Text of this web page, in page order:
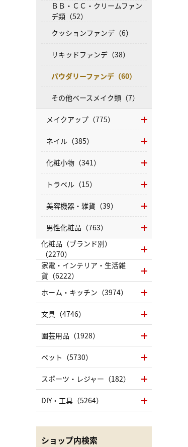
ＢＢ・ＣＣ・クリームファン
デ類（52）
クッションファンデ（6）
リキッドファンデ（38）
パウダリーファンデ（60）
その他ベースメイク類（7）
メイクアップ（775）
ネイル（385）
化粧小物（341）
トラベル（15）
美容機器・雑貨（39）
男性化粧品（763）
化粧品（ブランド別）
（2270）
家電・インテリア・生活雑
貨（6222）
ホーム・キッチン（3974）
文具（4746）
園芸用品（1928）
ペット（5730）
スポーツ・レジャー（182）
DIY・工具（5264）
ショップ内検索